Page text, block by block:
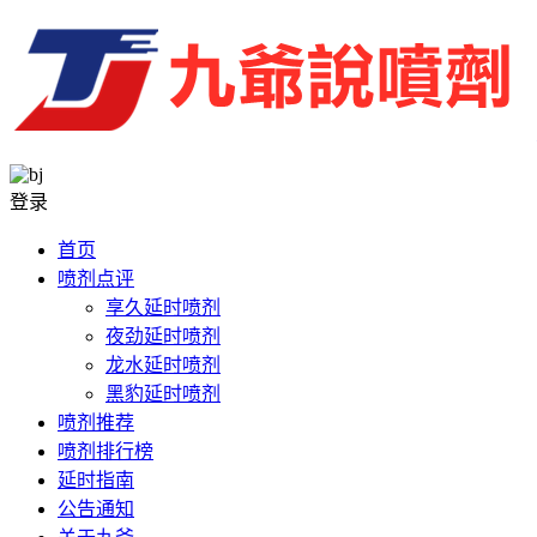
登录
首页
喷剂点评
享久延时喷剂
夜劲延时喷剂
龙水延时喷剂
黑豹延时喷剂
喷剂推荐
喷剂排行榜
延时指南
公告通知